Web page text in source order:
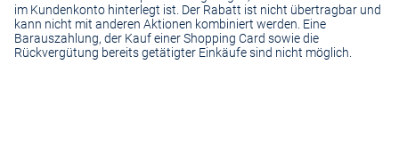
im Kundenkonto hinterlegt ist. Der Rabatt ist nicht übertragbar und
kann nicht mit anderen Aktionen kombiniert werden. Eine
Barauszahlung, der Kauf einer Shopping Card sowie die
Rückvergütung bereits getätigter Einkäufe sind nicht möglich.